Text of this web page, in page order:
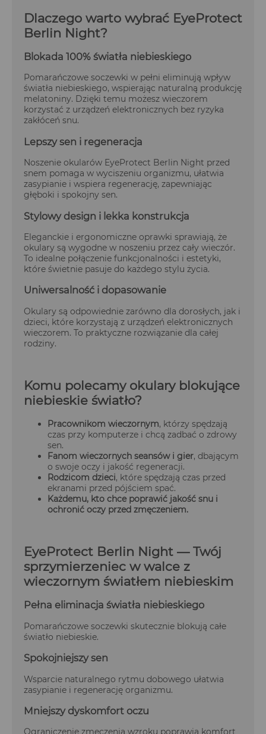
Dlaczego warto wybrać EyeProtect
Berlin Night?
Blokada 100% światła niebieskiego
Pomarańczowe soczewki w pełni eliminują wpływ
światła niebieskiego, wspierając naturalną produkcję
melatoniny. Dzięki temu możesz wieczorem
korzystać z urządzeń elektronicznych bez ryzyka
zakłóceń snu.
Lepszy sen i regeneracja
Noszenie okularów EyeProtect Berlin Night przed
snem pomaga w wyciszeniu organizmu, ułatwia
zasypianie i wspiera regenerację, zapewniając
głęboki i spokojny sen.
Stylowy design i lekka konstrukcja
Eleganckie i ergonomiczne oprawki sprawiają, że
okulary są wygodne w noszeniu przez cały wieczór.
To idealne połączenie funkcjonalności i estetyki,
które świetnie pasuje do każdego stylu życia.
Uniwersalność i dopasowanie
Okulary są odpowiednie zarówno dla dorosłych, jak i
dzieci, które korzystają z urządzeń elektronicznych
wieczorem. To praktyczne rozwiązanie dla całej
rodziny.
Komu polecamy okulary blokujące
niebieskie światło?
Pracownikom wieczornym, którzy spędzają
czas przy komputerze i chcą zadbać o zdrowy
sen.
Fanom wieczornych seansów i gier, dbającym
o swoje oczy i jakość regeneracji.
Rodzicom dzieci, które spędzają czas przed
ekranami przed pójściem spać.
Każdemu, kto chce poprawić jakość snu i
ochronić oczy przed zmęczeniem.
EyeProtect Berlin Night — Twój
sprzymierzeniec w walce z
wieczornym światłem niebieskim
Pełna eliminacja światła niebieskiego
Pomarańczowe soczewki skutecznie blokują całe
światło niebieskie.
Spokojniejszy sen
Wsparcie naturalnego rytmu dobowego ułatwia
zasypianie i regenerację organizmu.
Mniejszy dyskomfort oczu
Ograniczenie zmęczenia wzroku poprawia komfort